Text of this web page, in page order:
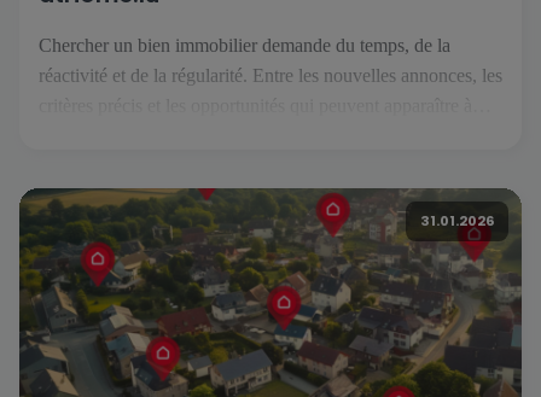
Chercher un bien immobilier demande du temps, de la
réactivité et de la régularité. Entre les nouvelles annonces, les
l’application atHome.lu. Une recherche simplifiée au
quotidien […]
31.01.2026